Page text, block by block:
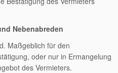
Nebenabreden
Maßgeblich für den
oder nur in Ermangelung
des Vermieters.